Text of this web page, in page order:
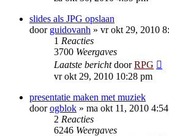
slides als JPG opslaan
door guidovanh » vr okt 29, 2010
1 Reacties
3700 Weergaves
Laatste berichtdoorRPG
vr okt 29, 2010 10:28 pm
presentatie maken met muziek
doorogblok » ma okt 11, 2010
2 Reacties
6246 Weergaves